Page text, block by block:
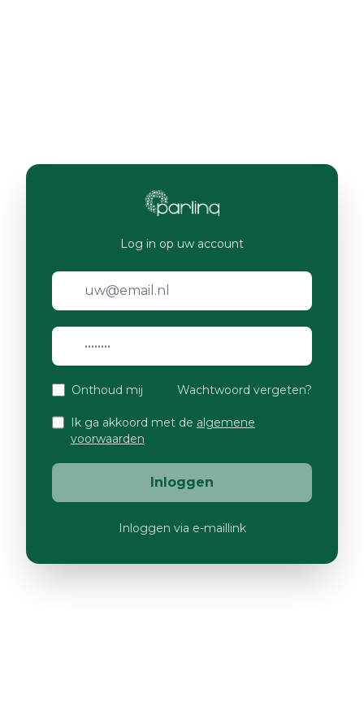
Log in op uw account
Onthoud mij Wachtwoord vergeten?
Ik ga akkoord met de algemene
voorwaarden
Inloggen
Inloggen via e-maillink